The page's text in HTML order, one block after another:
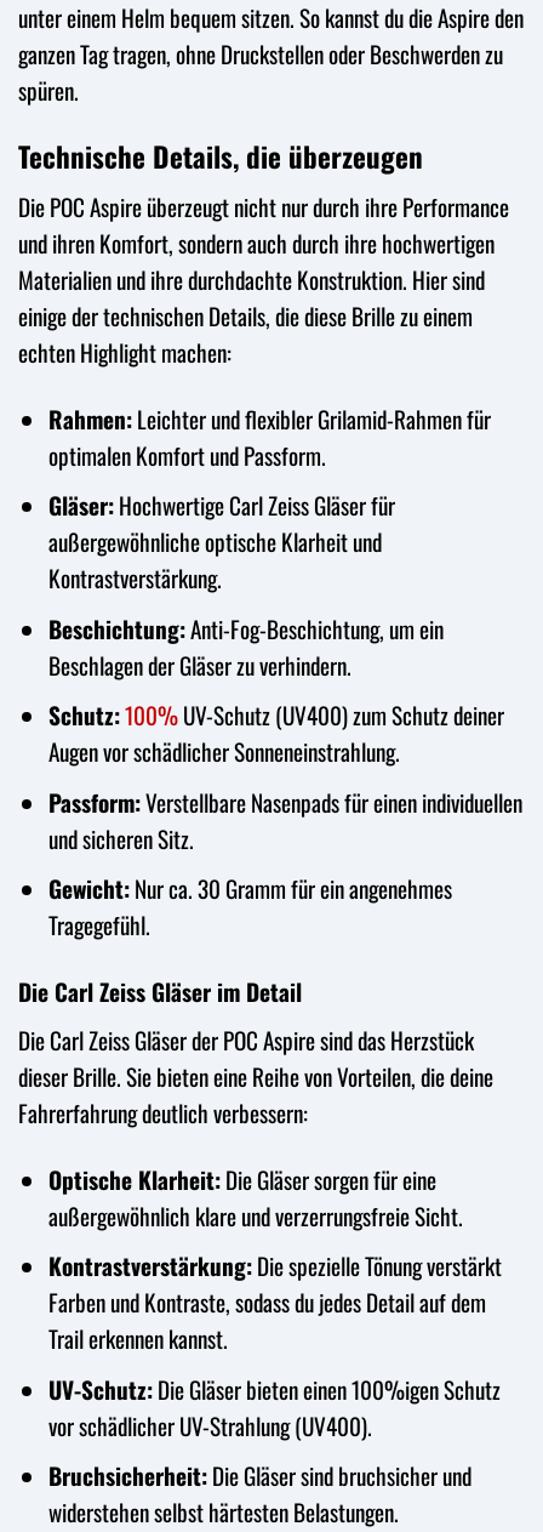
unter einem Helm bequem sitzen. So kannst du die Aspire den
ganzen Tag tragen, ohne Druckstellen oder Beschwerden zu
spüren.
Technische Details, die überzeugen
Die POC Aspire überzeugt nicht nur durch ihre Performance
und ihren Komfort, sondern auch durch ihre hochwertigen
Materialien und ihre durchdachte Konstruktion. Hier sind
einige der technischen Details, die diese Brille zu einem
echten Highlight machen:
Rahmen:Leichter und flexibler Grilamid-Rahmen für
optimalen Komfort und Passform.
Gläser:Hochwertige Carl Zeiss Gläser für
außergewöhnliche optische Klarheit und
Kontrastverstärkung.
Beschichtung:Anti-Fog-Beschichtung, um ein
Beschlagen der Gläser zu verhindern.
Schutz:100%UV-Schutz (UV400) zum Schutz deiner
Augen vor schädlicher Sonneneinstrahlung.
Passform:Verstellbare Nasenpads für einen individuellen
und sicheren Sitz.
Gewicht:Nur ca. 30 Gramm für ein angenehmes
Tragegefühl.
Die Carl Zeiss Gläser im Detail
Die Carl Zeiss Gläser der POC Aspire sind das Herzstück
dieser Brille. Sie bieten eine Reihe von Vorteilen, die deine
Fahrerfahrung deutlich verbessern:
Optische Klarheit:Die Gläser sorgen für eine
außergewöhnlich klare und verzerrungsfreie Sicht.
Kontrastverstärkung:Die spezielle Tönung verstärkt
Farben und Kontraste, sodass du jedes Detail auf dem
Trail erkennen kannst.
UV-Schutz:Die Gläser bieten einen 100%igen Schutz
vor schädlicher UV-Strahlung (UV400).
Bruchsicherheit:Die Gläser sind bruchsicher und
widerstehen selbst härtesten Belastungen.